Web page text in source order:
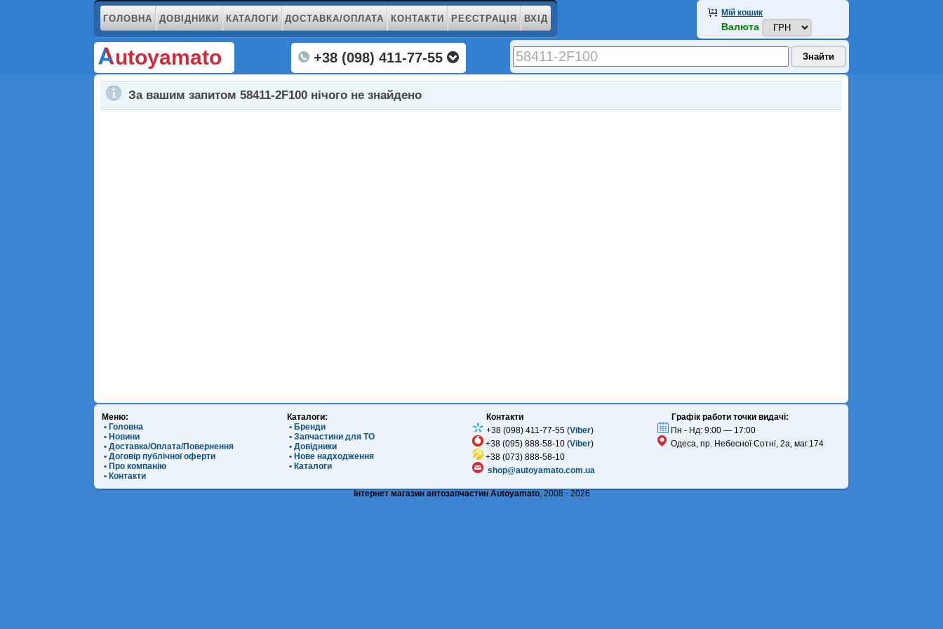
ГОЛОВНА ДОВІДНИКИ КАТАЛОГИ ДОСТАВКА/ОПЛАТА КОНТАКТИ РЕЄСТРАЦІЯ ВХІД
utoyamato +38 (098) 411-77-55
Мій кошик
Валюта
За вашим запитом 58411-2F100 нічого не знайдено
Меню:
• Головна
• Новини
• Доставка/Оплата/Повернення
• Договір публічної оферти
• Про компанію
• Контакти
Каталоги:
• Бренди
• Запчастини для ТО
• Довідники
• Нове надходження
• Каталоги
Контакти
+38 (098) 411-77-55 (Viber)
+38 (095) 888-58-10 (Viber)
+38 (073) 888-58-10
shop@autoyamato.com.ua
Графік работи точки видачі:
Пн - Нд: 9:00 — 17:00
Одеса, пр. Небесної Сотні, 2а, маг.174
Інтернет магазин автозапчастин Autoyamato, 2008 - 2026